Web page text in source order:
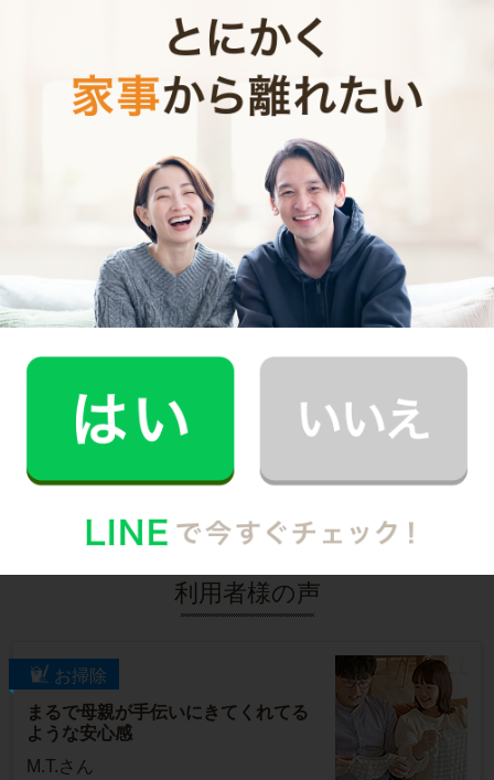
ご利用料金
300円 ＋ 利用券1枚
利用券は、訪問したキャストにお渡しください
利用券の引き渡しがされなかった場合は、CaSyの正規料金でのご
請求となりますのでご注意ください
お支払いはクレジットカードのみとなっております
お掃除代行：2〜4時間、お料理代行
：3〜5時間ご利用いただけま
す。週１回のお掃除定期に限り、1時間〜ご利用可能です
申請後に取得した登録番号などが必要です。
こちらのボタンから依頼で、補助対象となります。
すでに利用券をお持ちの方は
利用者様の声
お掃除
まるで母親が手伝いにきてくれてる
ような安心感
M.T.さん